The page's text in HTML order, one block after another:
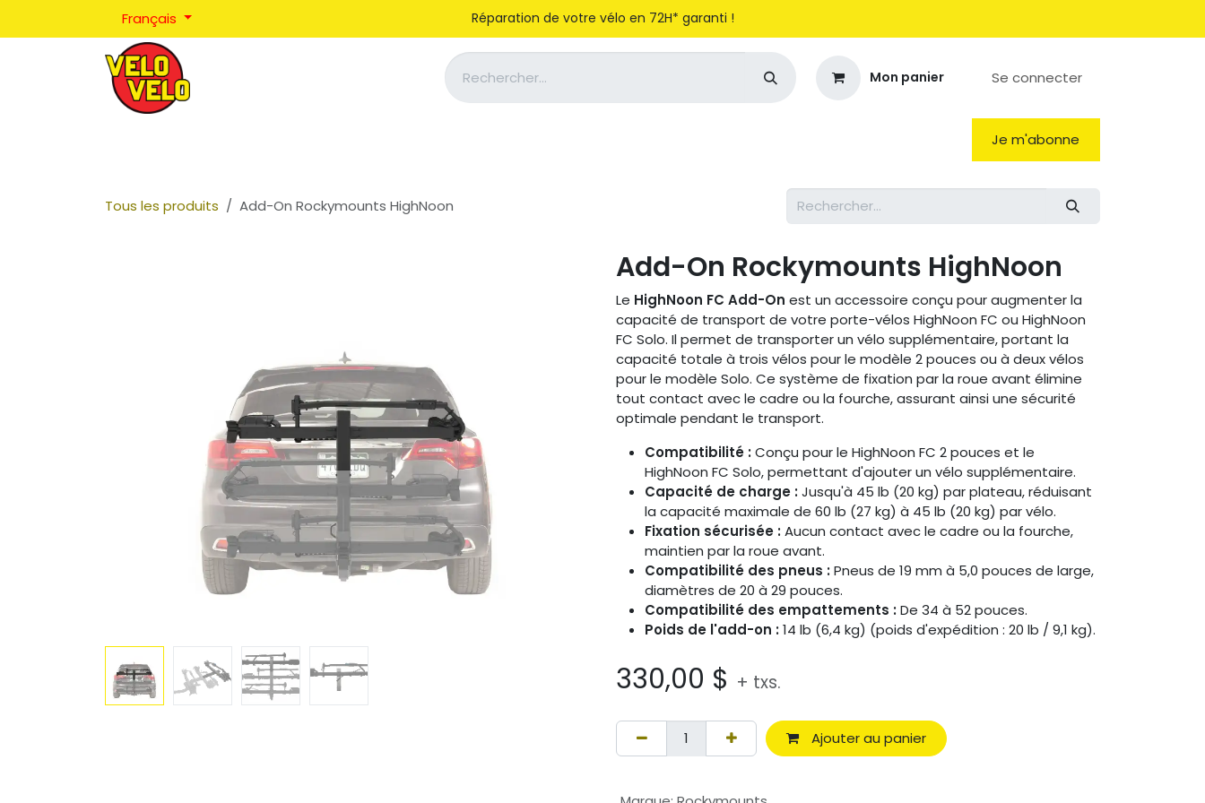
Français Réparation de votre vélo en 72H* garanti !
Mon panier Se connecter
Je m'abonne
Tous les produits Add-On Rockymounts HighNoon
Add-On Rockymounts HighNoon
Le HighNoon FC Add-On est un accessoire conçu pour augmenter la
capacité de transport de votre porte-vélos HighNoon FC ou HighNoon
FC Solo. Il permet de transporter un vélo supplémentaire, portant la
capacité totale à trois vélos pour le modèle 2 pouces ou à deux vélos
pour le modèle Solo. Ce système de fixation par la roue avant élimine
tout contact avec le cadre ou la fourche, assurant ainsi une sécurité
optimale pendant le transport.
Compatibilité :Conçu pour le HighNoon FC 2 pouces et le
HighNoon FC Solo, permettant d'ajouter un vélo supplémentaire.
Capacité de charge :Jusqu'à 45 lb (20 kg) par plateau, réduisant
la capacité maximale de 60 lb (27 kg) à 45 lb (20 kg) par vélo.
Fixation sécurisée :Aucun contact avec le cadre ou la fourche,
maintien par la roue avant.
Compatibilité des pneus :Pneus de 19 mm à 5,0 pouces de large,
diamètres de 20 à 29 pouces.
Compatibilité des empattements :De 34 à 52 pouces.
Poids de l'add-on :14 lb (6,4 kg) (poids d'expédition : 20 lb / 9,1 kg).
330,00 $ + txs.
Ajouter au panier